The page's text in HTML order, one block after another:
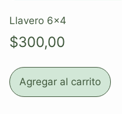
Llavero 6×4
$300,00
Agregar al carrito